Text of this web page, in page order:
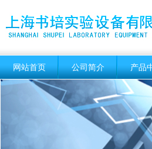
网站首页 公司简介 产品